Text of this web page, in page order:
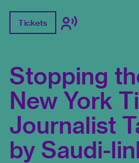
Tickets
Stopping
New York
Journalist
by Saudi-